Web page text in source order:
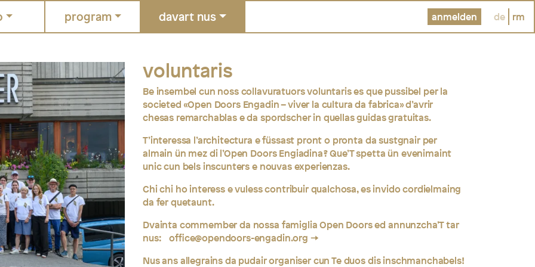
program davart nus anmelden de rm
voluntaris
Be insembel cun noss collavuratuors voluntaris es que pussibel per la
societed «Open Doors Engadin – viver la cultura da fabrica» d’avrir
chesas remarchablas e da spordscher in quellas guidas gratuitas.
T’interessa l’architectura e füssast pront o pronta da sustgnair per
almain ün mez di l’Open Doors Engiadina? Que’T spetta ün evenimaint
unic cun bels inscunters e nouvas experienzas.
Chi chi ho interess e vuless contribuir qualchosa, es invido cordielmaing
da fer quetaunt.
Dvainta commember da nossa famiglia Open Doors ed annunzcha’T tar
nus:office@opendoors-engadin.org
Nus ans allegrains da pudair organiser cun Te duos dis inschmanchabels!